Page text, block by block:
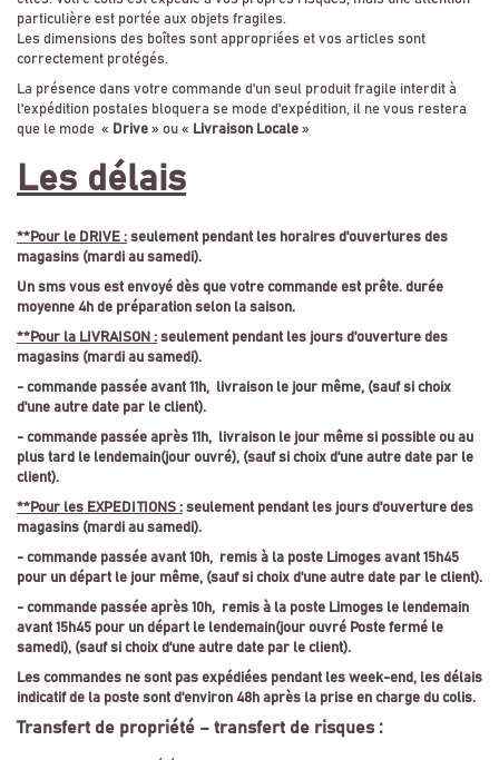
particulière est portée aux objets fragiles.
Les dimensions des boîtes sont appropriées et vos articles sont
correctement protégés.
La présence dans votre commande d'un seul produit fragile interdit à
l'expédition postales bloquera se mode d'expédition, il ne vous restera
que le mode « Drive » ou « Livraison Locale »
Les délais
**Pour le DRIVE : seulement pendant les horaires d'ouvertures des
magasins (mardi au samedi).
Un sms vous est envoyé dès que votre commande est prête. durée
moyenne 4h de préparation selon la saison.
**Pour la LIVRAISON : seulement pendant les jours d'ouverture des
magasins (mardi au samedi).
- commande passée avant 11h, livraison le jour même, (sauf si choix
d'une autre date par le client).
- commande passée après 11h, livraison le jour même si possible ou au
plus tard le lendemain(jour ouvré), (sauf si choix d'une autre date par le
client).
**Pour les EXPEDITIONS : seulement pendant les jours d'ouverture des
magasins (mardi au samedi).
- commande passée avant 10h, remis à la poste Limoges avant 15h45
pour un départ le jour même, (sauf si choix d'une autre date par le client).
- commande passée après 10h, remis à la poste Limoges le lendemain
avant 15h45 pour un départ le lendemain(jour ouvré Poste fermé le
samedi), (sauf si choix d'une autre date par le client).
Les commandes ne sont pas expédiées pendant les week-end, les délais
indicatif de la poste sont d'environ 48h après la prise en charge du colis.
Transfert de propriété – transfert de risques :